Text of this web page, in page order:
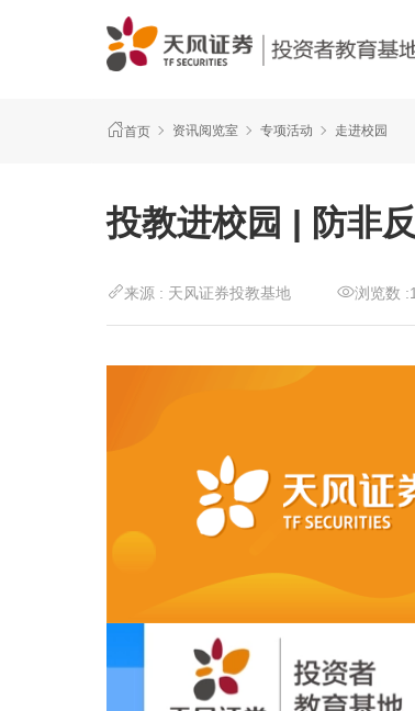
首页 资讯阅览室 专项活动 走进校园
投教进校园 | 防非
来源 : 天风证券投教基地 浏览数 :